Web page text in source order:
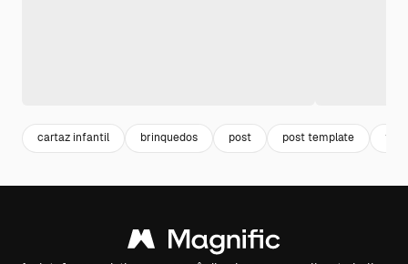
cartaz infantil brinquedos post post template flyer